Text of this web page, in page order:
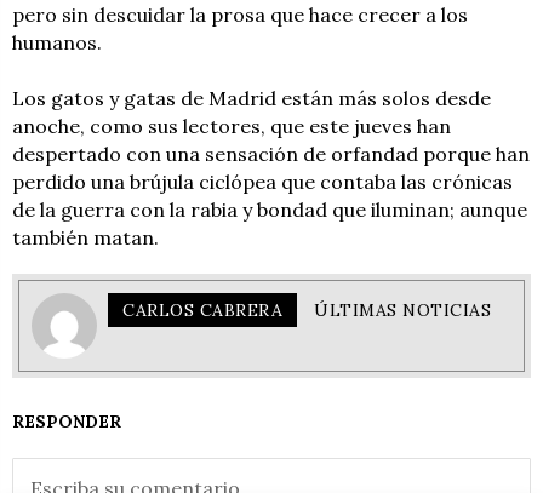
pero sin descuidar la prosa que hace crecer a los
humanos.
Los gatos y gatas de Madrid están más solos desde
anoche, como sus lectores, que este jueves han
despertado con una sensación de orfandad porque han
perdido una brújula ciclópea que contaba las crónicas
de la guerra con la rabia y bondad que iluminan; aunque
también matan.
CARLOS CABRERA ÚLTIMAS NOTICIAS
RESPONDER